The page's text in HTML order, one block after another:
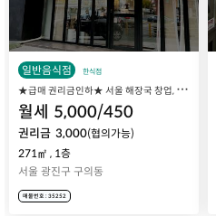
일반음식점 한식점
★
급매 권리금인하★ 서울 해장국 창업, 광진구 구의동 식당 더양평해장국 구의점 매매 양수양도
월세 5,000/450
권리금 3,000(협의가능)
271㎡ , 1층
서울 광진구 구의동
매물번호 : 35252